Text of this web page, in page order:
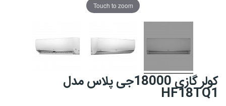
Touch to zoom
کولر گازی 18000جی پلاس مدل
HF18TQ1